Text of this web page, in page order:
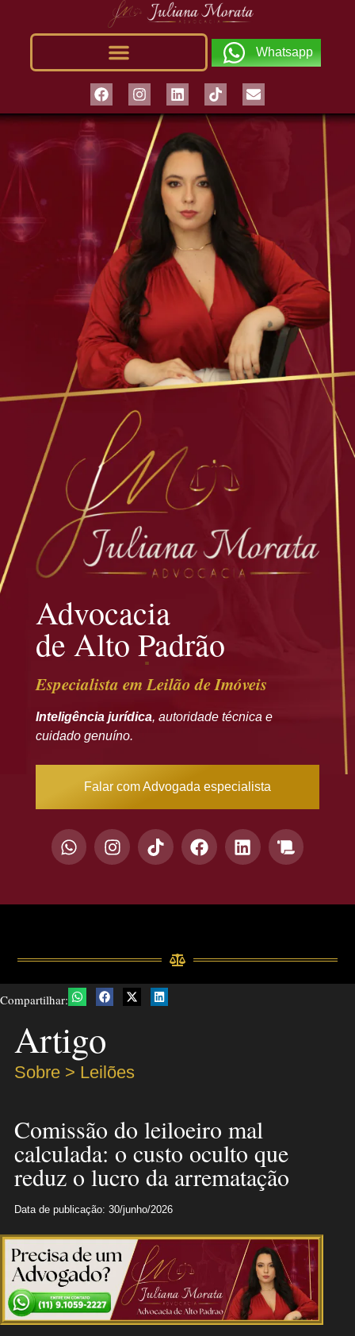
Whatsapp
Advocacia
de Alto Padrão
Especialista em Leilão de Imóveis
Inteligência jurídica, autoridade técnica e
cuidado genuíno.
Falar com Advogada especialista
Compartilhar:
Artigo
Sobre > Leilões
Comissão do leiloeiro mal
calculada: o custo oculto que
reduz o lucro da arrematação
Data de publicação: 30/junho/2026